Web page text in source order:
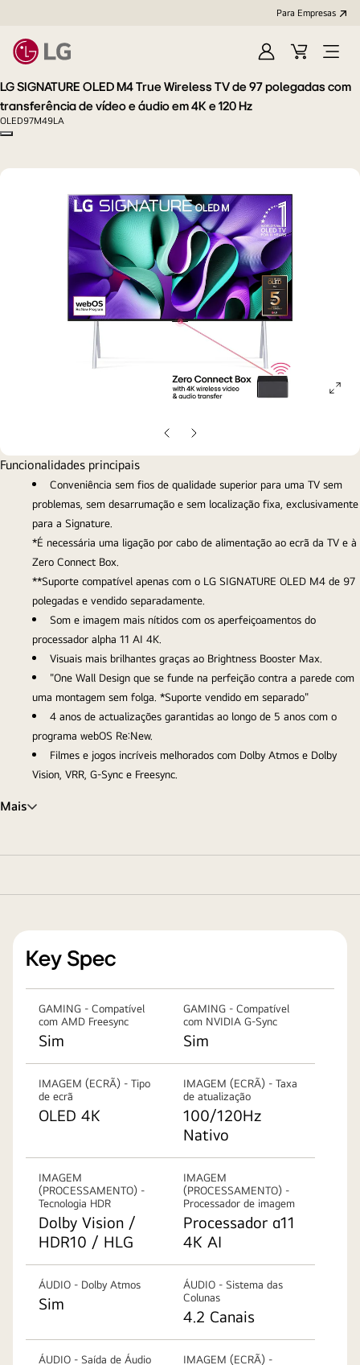
Para Empresas
Iniciar
sessão
Cart
Open
LG SIGNATURE OLED M4 True Wireless TV de 97 polegadas com
transferência de vídeo e áudio em 4K e 120 Hz
OLED97M49LA
Copy model name
Diapositivo
anterior
Diapositivo
seguinte
Funcionalidades principais
Conveniência sem fios de qualidade superior para uma TV sem
problemas, sem desarrumação e sem localização fixa, exclusivamente
para a Signature.
*É necessária uma ligação por cabo de alimentação ao ecrã da TV e à
Zero Connect Box.
**Suporte compatível apenas com o LG SIGNATURE OLED M4 de 97
polegadas e vendido separadamente.
Som e imagem mais nítidos com os aperfeiçoamentos do
processador alpha 11 AI 4K.
Visuais mais brilhantes graças ao Brightness Booster Max.
"One Wall Design que se funde na perfeição contra a parede com
uma montagem sem folga. *Suporte vendido em separado"
4 anos de actualizações garantidas ao longo de 5 anos com o
programa webOS Re:New.
Filmes e jogos incríveis melhorados com Dolby Atmos e Dolby
Vision, VRR, G-Sync e Freesync.
Mais
Key Spec
GAMING - Compatível
com AMD Freesync
Sim
GAMING - Compatível
com NVIDIA G-Sync
Sim
IMAGEM (ECRÃ) - Tipo
de ecrã
OLED 4K
IMAGEM (ECRÃ) - Taxa
de atualização
100/120Hz
Nativo
IMAGEM
(PROCESSAMENTO) -
Tecnologia HDR
Dolby Vision /
HDR10 / HLG
IMAGEM
(PROCESSAMENTO) -
Processador de imagem
Processador α11
4K AI
ÁUDIO - Dolby Atmos
Sim
ÁUDIO - Sistema das
Colunas
4.2 Canais
ÁUDIO - Saída de Áudio
IMAGEM (ECRÃ) -